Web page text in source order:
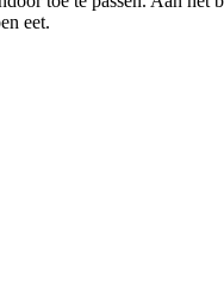
eet.